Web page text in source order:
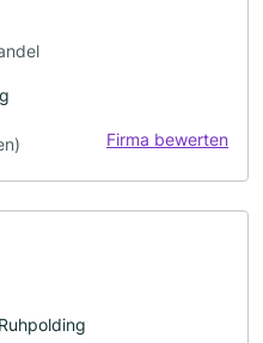
Firma bewerten